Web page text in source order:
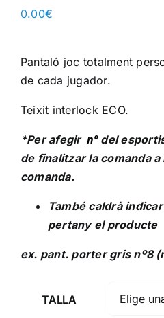
0.00€
Pantaló joc totalment
de cada jugador.
Teixit interlock ECO.
*Per afegirnºdel
de finalitzar la comanda a
comanda.
També caldrà
pertany el producte
ex. pant. porter gris nº8
TALLA